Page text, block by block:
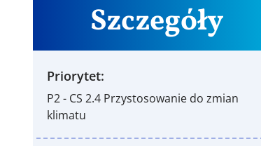
Szczegóły
Priorytet:
P2 - CS 2.4 Przystosowanie do zmian
klimatu